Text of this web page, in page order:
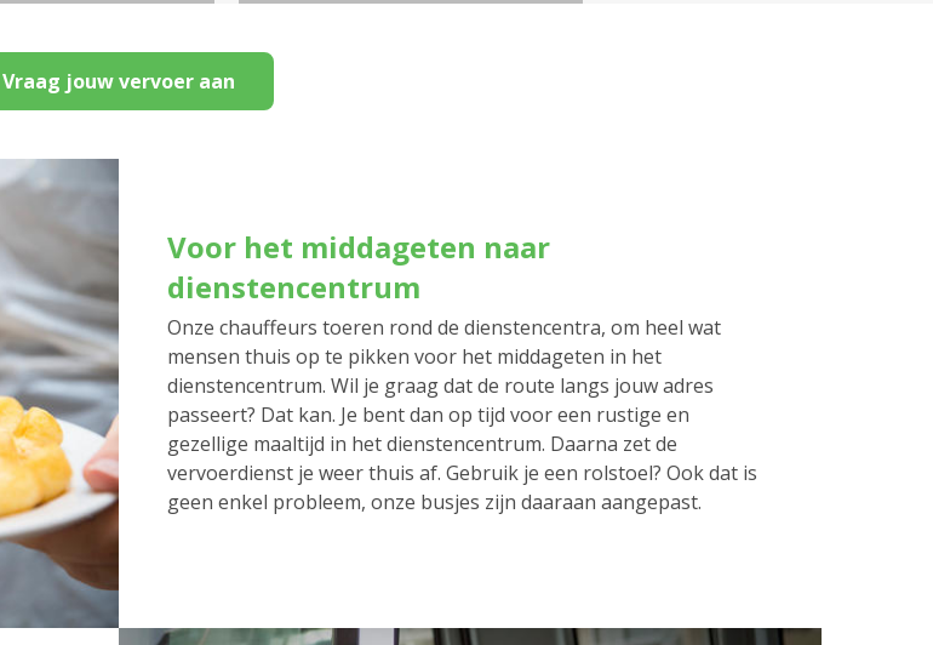
Vraag jouw vervoer aan
Voor het middageten naar
dienstencentrum
Onze chauffeurs toeren rond de dienstencentra, om heel wat
mensen thuis op te pikken voor het middageten in het
dienstencentrum. Wil je graag dat de route langs jouw adres
passeert? Dat kan. Je bent dan op tijd voor een rustige en
gezellige maaltijd in het dienstencentrum. Daarna zet de
vervoerdienst je weer thuis af. Gebruik je een rolstoel? Ook dat is
geen enkel probleem, onze busjes zijn daaraan aangepast.